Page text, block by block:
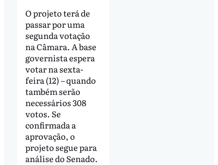
O projeto terá de
passar por uma
segunda votação
na Câmara. A base
governista espera
votar na sexta-
feira (12) – quando
também serão
necessários 308
votos. Se
confirmada a
aprovação, o
projeto segue para
análise do Senado.